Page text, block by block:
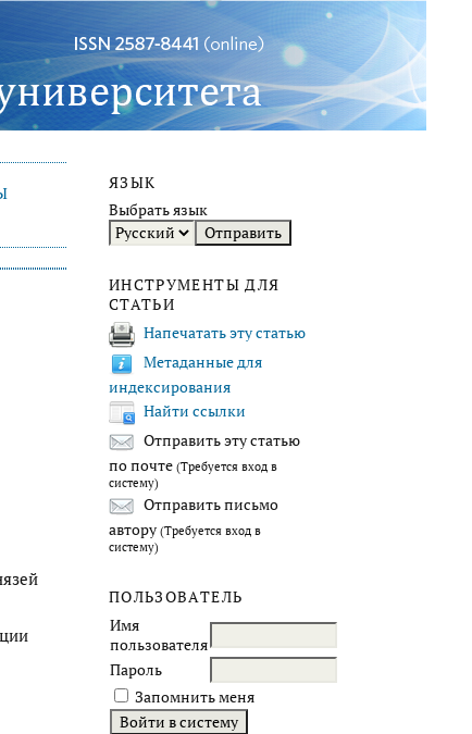
ЯЗЫК
Выбрать язык
ИНСТРУМЕНТЫ ДЛЯ
СТАТЬИ
Напечатать эту статью
Метаданные для
индексирования
Найти ссылки
Отправить эту статью
по почте (Требуется вход в
систему)
Отправить письмо
автору (Требуется вход в
систему)
ПОЛЬЗОВАТЕЛЬ
Имя
пользователя
Пароль
Запомнить меня